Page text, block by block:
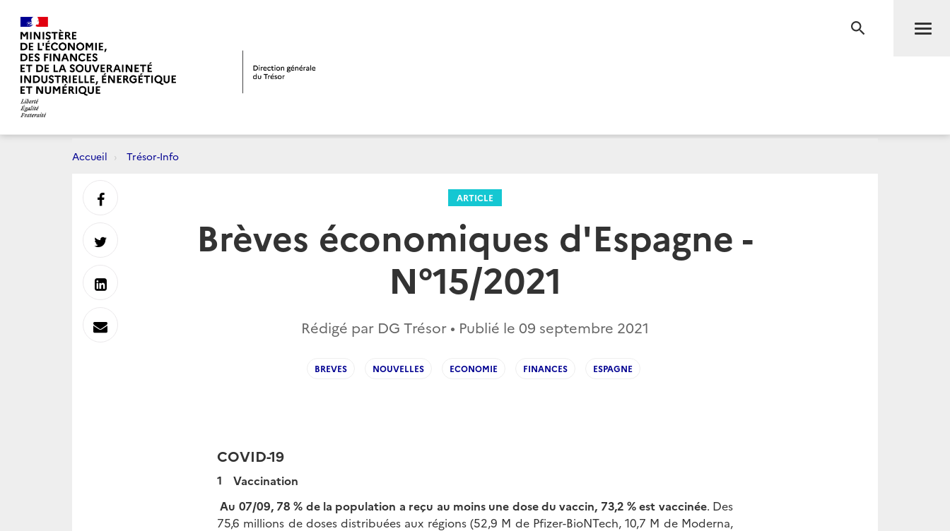
RECHERCHE
Accueil Trésor-Info
ARTICLE
Brèves économiques d'Espagne -
N°15/2021
Rédigé par DG Trésor • Publié le 09 septembre 2021
BREVES NOUVELLES ECONOMIE FINANCES ESPAGNE
COVID-19
1 Vaccination
Au 07/09, 78 % de la population a reçu au moins une dose du vaccin, 73,2 % est vaccinée. Des
75,6 millions de doses distribuées aux régions (52,9 M de Pfizer-BioNTech, 10,7 M de Moderna,
Partager
sur
Partager
sur
Partager
sur
Envoyer